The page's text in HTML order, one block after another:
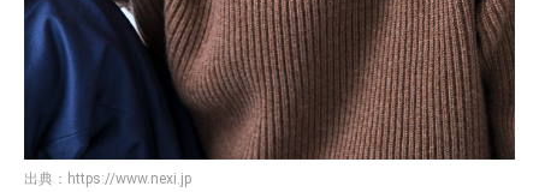
出典： https://www.nexi.jp